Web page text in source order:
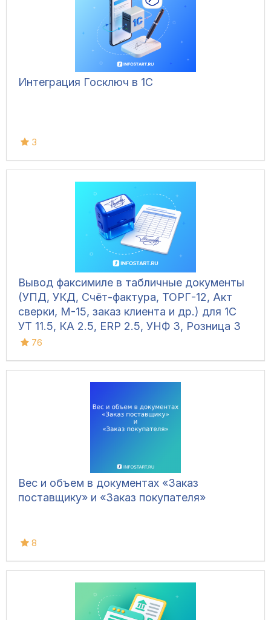
Интеграция Госключ в 1С
3
Вывод факсимиле в табличные документы
(УПД, УКД, Счёт-фактура, ТОРГ-12, Акт
сверки, М-15, заказ клиента и др.) для 1С
УТ 11.5, КА 2.5, ERP 2.5, УНФ 3, Розница 3
76
Вес и объем в документах «Заказ
поставщику» и «Заказ покупателя»
8